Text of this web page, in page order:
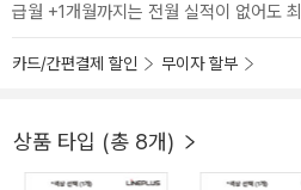
급월 +1개월까지는 전월 실적이 없어도
카드/간편결제 할인 무이자 할부
상품 타입 (총 8개)